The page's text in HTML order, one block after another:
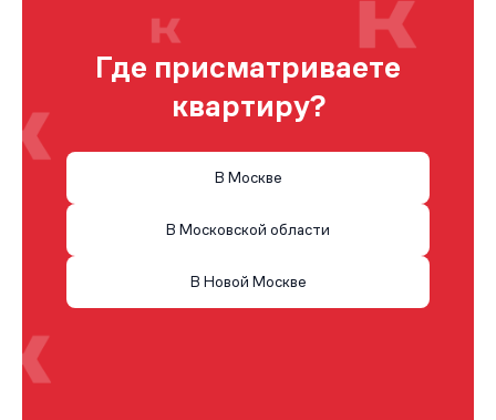
Где присматриваете
квартиру?
В Москве
В Московской области
В Новой Москве